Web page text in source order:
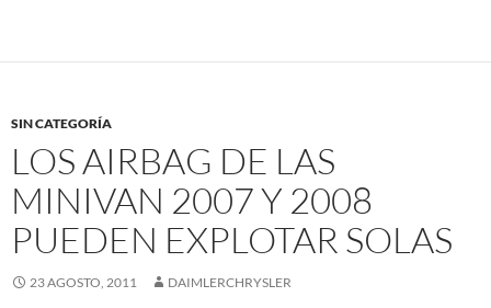
SIN CATEGORÍA
LOS AIRBAG DE LAS
MINIVAN 2007 Y 2008
PUEDEN EXPLOTAR SOLAS
23 AGOSTO, 2011 DAIMLERCHRYSLER